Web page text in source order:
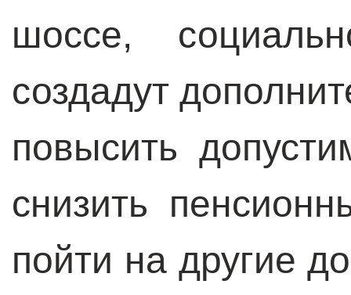
шоссе,
создадут
повысить
снизить
пойти на другие